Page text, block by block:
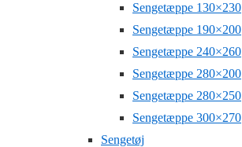
Sengetæppe 130×230
Sengetæppe 190×200
Sengetæppe 240×260
Sengetæppe 280×200
Sengetæppe 280×250
Sengetæppe 300×270
Sengetøj